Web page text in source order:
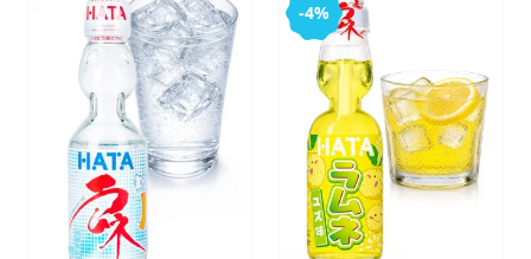
-4%